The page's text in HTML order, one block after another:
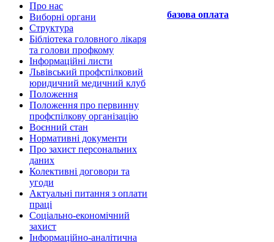
Про нас
Виборні органи
Структура
Бібліотека головного лікаря
та голови профкому
Інформаційні листи
Львівський профспілковий
юридичний медичний клуб
Положення
Положення про первинну
профспілкову організацію
Воєнний стан
Нормативні документи
Про захист персональних
даних
Колективні договори та
угоди
Актуальні питання з оплати
праці
Соціально-економічний
захист
Інформаційно-аналітична
базова оплата